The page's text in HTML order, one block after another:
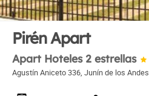
Pirén Apart
Apart Hoteles 2 estrellas
Agustín Aniceto 336, Junín de los Andes